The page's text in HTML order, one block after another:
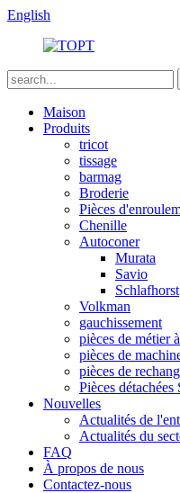
English
Maison
Produits
tricot
tissage
barmag
Broderie
Pièces
Chenille
Autoconer
Murata
Savio
Schlafhorst
Volkman
gauchissement
pièces de métier
pièces de
pièces de
Pièces
Nouvelles
Actualités de
Actualités du
FAQ
À propos de nous
Contactez-nous